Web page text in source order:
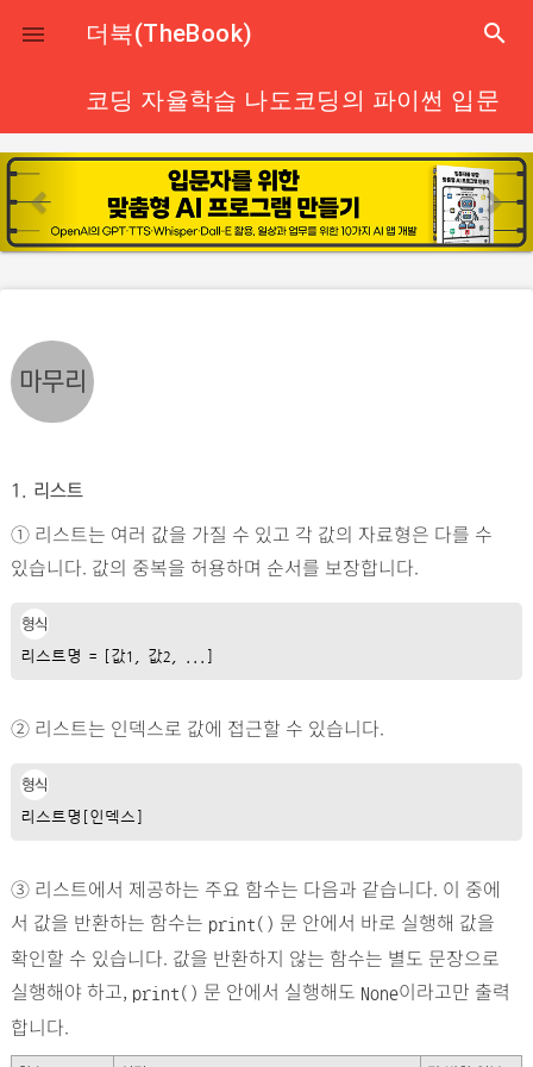
close
 더북(TheBook) search
코딩 자율학습 나도코딩의 파이썬 입문
p
r
e
o
u
s
n
e
x
마무리
1. 리스트
① 리스트는 여러 값을 가질 수 있고 각 값의 자료형은 다를 수
있습니다. 값의 중복을 허용하며 순서를 보장합니다.
형식
리스트명 = [값1, 값2, ...]
② 리스트는 인덱스로 값에 접근할 수 있습니다.
형식
리스트명[인덱스]
③ 리스트에서 제공하는 주요 함수는 다음과 같습니다. 이 중에
서 값을 반환하는 함수는 print() 문 안에서 바로 실행해 값을
확인할 수 있습니다. 값을 반환하지 않는 함수는 별도 문장으로
실행해야 하고, print() 문 안에서 실행해도 None이라고만 출력
합니다.